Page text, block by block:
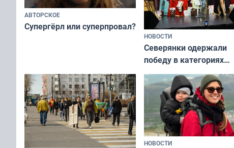
АВТОРСКОЕ
Супергёрл или суперпровал?
НОВОСТИ
Северянки одержали
победу в категориях
всероссийского
«Мисс и Миссис
Русь»
НОВОСТИ